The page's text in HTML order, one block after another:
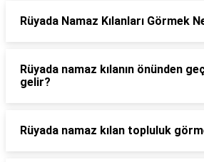
Rüyada Namaz Kılanları Görmek
Rüyada namaz kılanın önünden
gelir?
Rüyada namaz kılan topluluk